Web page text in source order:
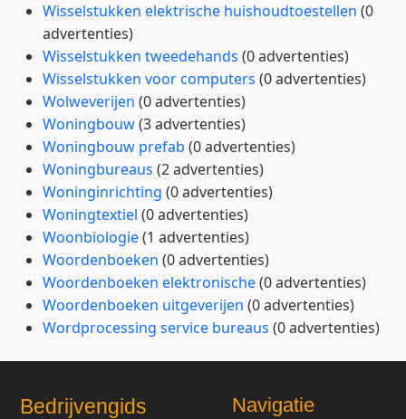
Wisselstukken elektrische huishoudtoestellen (0
advertenties)
Wisselstukken tweedehands (0 advertenties)
Wisselstukken voor computers (0 advertenties)
Wolweverijen (0 advertenties)
Woningbouw(3 advertenties)
Woningbouw prefab (0 advertenties)
Woningbureaus (2 advertenties)
Woninginrichting (0 advertenties)
Woningtextiel (0 advertenties)
Woonbiologie(1 advertenties)
Woordenboeken (0 advertenties)
Woordenboeken elektronische(0 advertenties)
Woordenboeken uitgeverijen (0 advertenties)
Wordprocessing service bureaus (0 advertenties)
Bedrijvengids Navigatie